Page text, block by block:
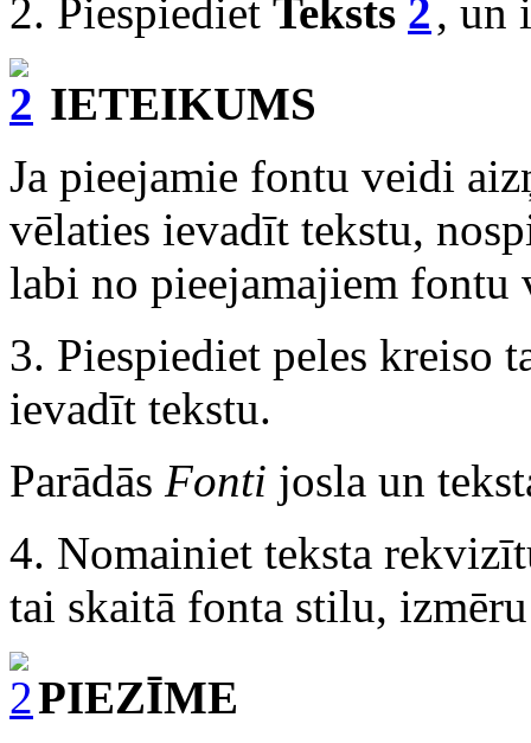
2. Piespiediet Teksts
, un
IETEIKUMS
Ja pieejamie fontu veidi
vēlaties ievadīt tekstu,
labi no pieejamajiem fontu
3. Piespiediet peles kreiso
ievadīt tekstu.
Parādās Fonti josla un
4. Nomainiet teksta
tai skaitā fonta stilu,
PIEZĪME